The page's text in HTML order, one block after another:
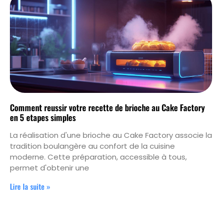
Comment reussir votre recette de brioche au Cake Factory
en 5 etapes simples
La réalisation d'une brioche au Cake Factory associe la
tradition boulangère au confort de la cuisine
moderne. Cette préparation, accessible à tous,
permet d'obtenir une
Lire la suite »